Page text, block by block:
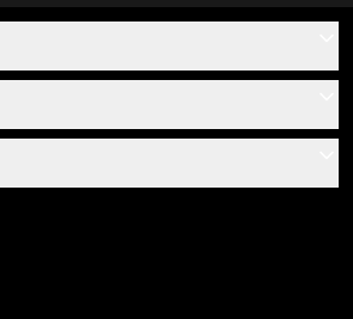
e montaggio
generali